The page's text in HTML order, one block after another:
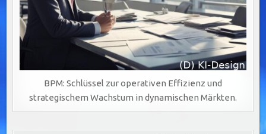
BPM: Schlüssel zur operativen Effizienz und
strategischem Wachstum in dynamischen Märkten.